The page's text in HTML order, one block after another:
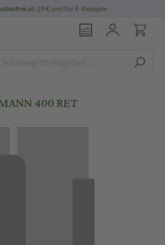
ab 29 € und für E-Rezepte
400 RET